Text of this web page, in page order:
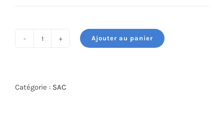
SAC
Ajouter au panier
Catégorie : SAC